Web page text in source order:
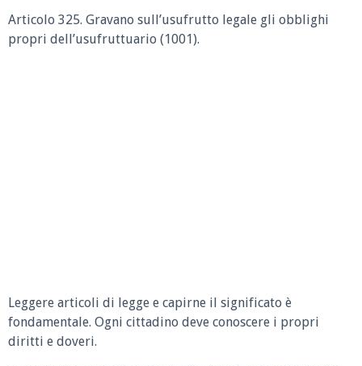
Articolo 325. Gravano sull’usufrutto legale gli obblighi
propri dell’usufruttuario (1001).
Leggere articoli di legge e capirne il significato è
fondamentale. Ogni cittadino deve conoscere i propri
diritti e doveri.